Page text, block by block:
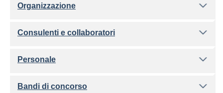
Organizzazione
Consulenti e collaboratori
Personale
Bandi di concorso